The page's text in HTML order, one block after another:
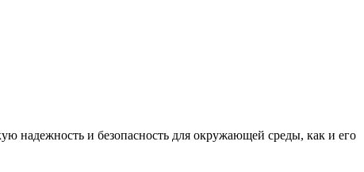
надежность и безопасность для окружающей среды, как и его